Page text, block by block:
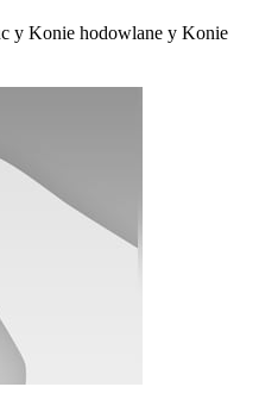
y Konie hodowlane y Konie